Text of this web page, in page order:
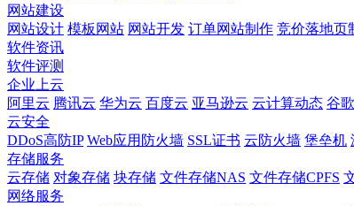
网站建设
网站设计 模板网站 网站开发 订单网站制作 竞价落地页
软件资讯
软件评测
企业上云
阿里云 腾讯云 华为云 百度云 亚马逊云 云计算动态 谷
云安全
DDoS高防IP Web应用防火墙 SSL证书 云防火墙 堡垒机
存储服务
云存储 对象存储 块存储 文件存储NAS 文件存储CPFS
网络服务